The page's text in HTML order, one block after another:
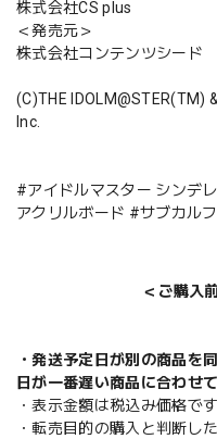
株式会社CS plus
＜発売元＞
株式会社コンテンツシード
(C)THE
Inc.
#アイドルマスター シンデ
アクリルボード #サブカル
＜ご購入
・発送予定日が別の商品を
日が一番遅い商品に合わせ
・表示金額は税込み価格です
・転売目的の購入と判断し